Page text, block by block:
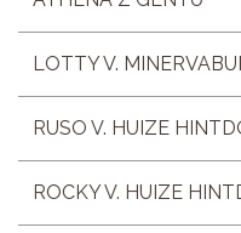
LOTTY V.
RUSO V. HUIZE
ROCKY V. HUIZE